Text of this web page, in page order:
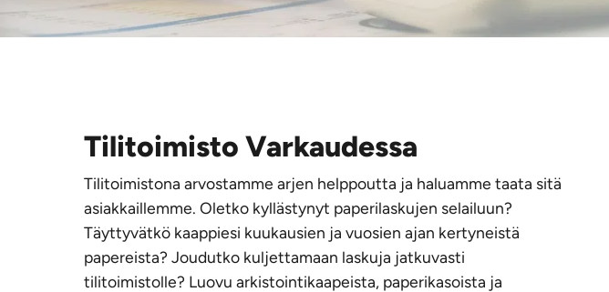
Tilitoimisto Varkaudessa
Tilitoimistona arvostamme arjen helppoutta ja haluamme taata sitä
asiakkaillemme. Oletko kyllästynyt paperilaskujen selailuun?
Täyttyvätkö kaappiesi kuukausien ja vuosien ajan kertyneistä
papereista? Joudutko kuljettamaan laskuja jatkuvasti
tilitoimistolle? Luovu arkistointikaapeista, paperikasoista ja